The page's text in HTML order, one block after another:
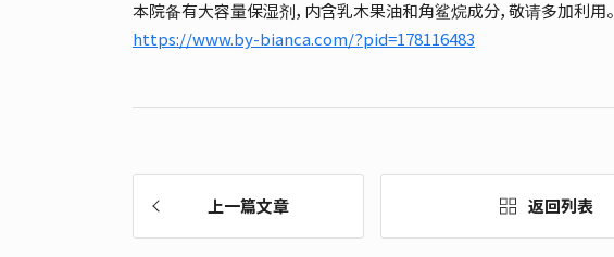
本院备有大容量保湿剂，内含乳木果油和角鲨烷成分，敬请多加利用。
https://www.by-bianca.com/?pid=178116483
上一篇文章 返回列表